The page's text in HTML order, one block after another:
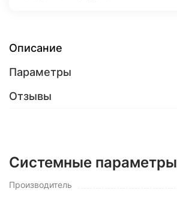
Описание
Параметры
Отзывы
Системные параметры
Производитель